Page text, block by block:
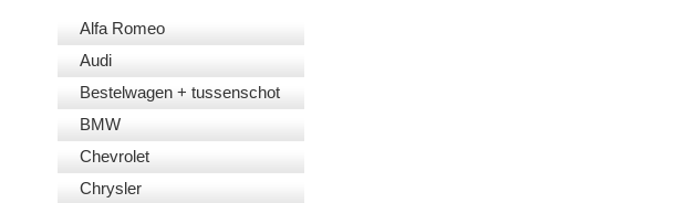
Alfa Romeo
Audi
Bestelwagen + tussenschot
BMW
Chevrolet
Chrysler